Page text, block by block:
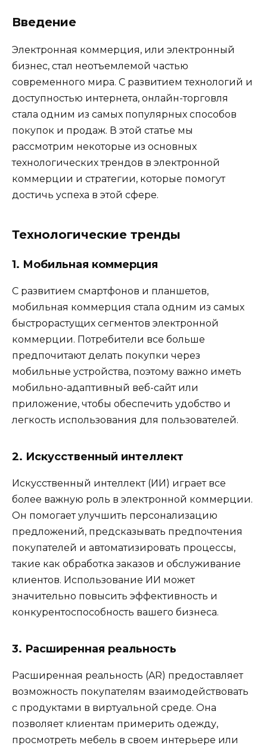
Введение
Электронная коммерция, или электронный
бизнес, стал неотъемлемой частью
современного мира. С развитием технологий и
доступностью интернета, онлайн-торговля
стала одним из самых популярных способов
покупок и продаж. В этой статье мы
рассмотрим некоторые из основных
технологических трендов в электронной
коммерции и стратегии, которые помогут
достичь успеха в этой сфере.
Технологические тренды
1. Мобильная коммерция
С развитием смартфонов и планшетов,
мобильная коммерция стала одним из самых
быстрорастущих сегментов электронной
коммерции. Потребители все больше
предпочитают делать покупки через
мобильные устройства, поэтому важно иметь
мобильно-адаптивный веб-сайт или
приложение, чтобы обеспечить удобство и
легкость использования для пользователей.
2. Искусственный интеллект
Искусственный интеллект (ИИ) играет все
более важную роль в электронной коммерции.
Он помогает улучшить персонализацию
предложений, предсказывать предпочтения
покупателей и автоматизировать процессы,
такие как обработка заказов и обслуживание
клиентов. Использование ИИ может
значительно повысить эффективность и
конкурентоспособность вашего бизнеса.
3. Расширенная реальность
Расширенная реальность (AR) предоставляет
возможность покупателям взаимодействовать
с продуктами в виртуальной среде. Она
позволяет клиентам примерить одежду,
просмотреть мебель в своем интерьере или